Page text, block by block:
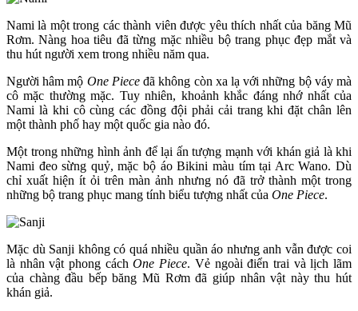
Nami là một trong các thành viên được yêu thích nhất của băng Mũ
Rơm. Nàng hoa tiêu đã từng mặc nhiều bộ trang phục đẹp mắt và
thu hút người xem trong nhiều năm qua.
Người hâm mộ One Pieceđã không còn xa lạ với những bộ váy mà
cô mặc thường mặc. Tuy nhiên, khoảnh khắc đáng nhớ nhất của
Nami là khi cô cùng các đồng đội phải cải trang khi đặt chân lên
một thành phố hay một quốc gia nào đó.
Một trong những hình ảnh để lại ấn tượng mạnh với khán giả là khi
Nami đeo sừng quỷ, mặc bộ áo Bikini màu tím tại Arc Wano. Dù
chỉ xuất hiện ít ỏi trên màn ảnh nhưng nó đã trở thành một trong
những bộ trang phục mang tính biểu tượng nhất của One Piece.
Mặc dù Sanji không có quá nhiều quần áo nhưng anh vẫn được coi
là nhân vật phong cáchOne Piece. Vẻ ngoài điển trai và lịch lãm
của chàng đầu bếp băng Mũ Rơm đã giúp nhân vật này thu hút
khán giả.